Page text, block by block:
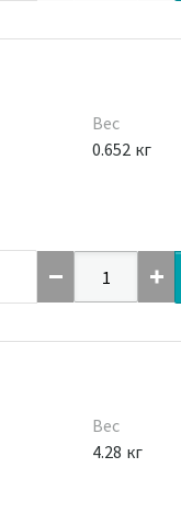
Вес
0.652 кг
Вес
4.28 кг